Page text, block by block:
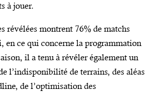
à jouer.
révélées montrent 76% de matchs
en ce qui concerne la programmation
il a tenu à révéler également un
l’indisponibilité de terrains, des aléas
de l’optimisation des